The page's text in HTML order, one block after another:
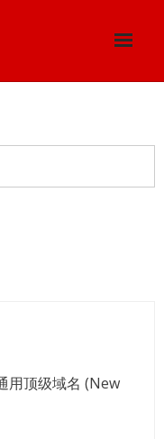
用顶级域名 (New